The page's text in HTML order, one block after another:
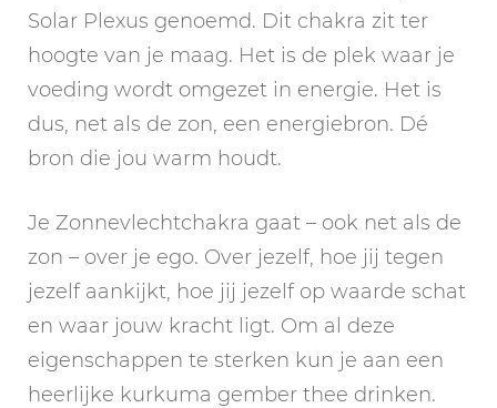
Solar Plexus genoemd. Dit chakra zit ter
hoogte van je maag. Het is de plek waar je
voeding wordt omgezet in energie. Het is
dus, net als de zon, een energiebron. Dé
bron die jou warm houdt.
Je Zonnevlechtchakra gaat – ook net als de
zon – over je ego. Over jezelf, hoe jij tegen
jezelf aankijkt, hoe jij jezelf op waarde schat
en waar jouw kracht ligt. Om al deze
eigenschappen te sterken kun je aan een
heerlijke kurkuma gember thee drinken.